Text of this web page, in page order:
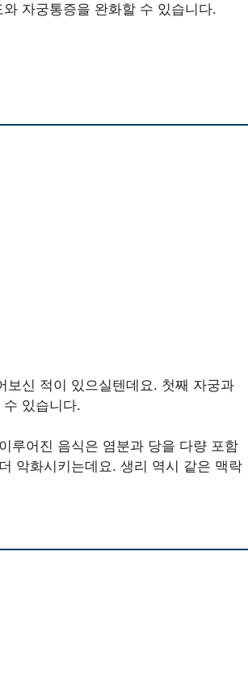
자궁통증을 완화할 수 있습니다.
보신 적이 있으실텐데요. 첫째 자궁과
있습니다.
루어진 음식은 염분과 당을 다량 포함
악화시키는데요. 생리 역시 같은 맥락